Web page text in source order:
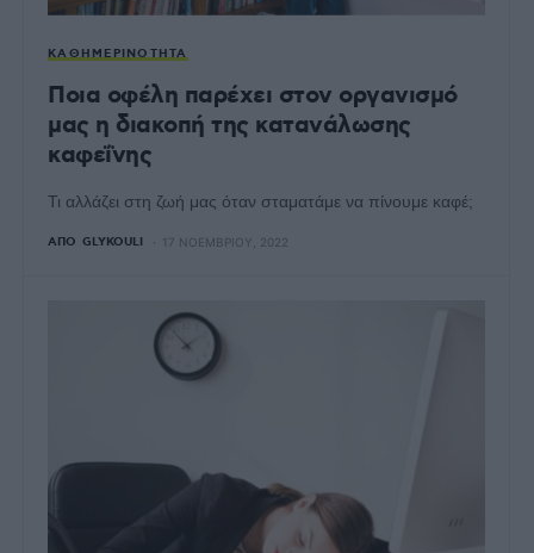
ΚΑΘΗΜΕΡΙΝΌΤΗΤΑ
Ποια οφέλη παρέχει στον οργανισμό
μας η διακοπή της κατανάλωσης
καφεΐνης
Τι αλλάζει στη ζωή μας όταν σταματάμε να πίνουμε καφέ;
ΑΠΌ GLYKOULI 17 ΝΟΕΜΒΡΊΟΥ, 2022